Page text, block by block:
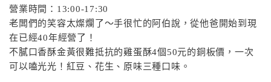
營業時間： 13:00-17:30
老闆們的笑容太燦爛了～手很忙的阿伯說，從他爸開始到現
在已經40年經營了！
不膩口香酥金黃很難抵抗的雞蛋酥4個 50元的銅板價，一次
可以嗑光光！紅豆、花生、原味三種口味。